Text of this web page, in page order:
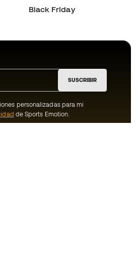
Black Friday
SUSCRIBIR
personalizadas para mi
de Sports Emotion.